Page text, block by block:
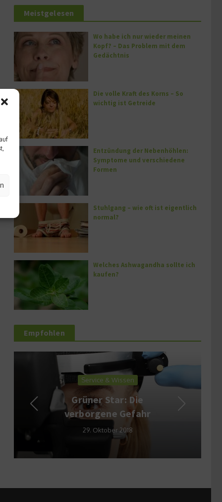
Meistgelesen
Wo habe ich nur wieder meinen
Kopf? – Das Problem mit dem
Gedächtnis
Die volle Kraft des Korns – So
wichtig ist Getreide
Entzündung der Nebenhöhlen:
Symptome und verschiedene
Formen
Stuhlgang – wie oft ist eigentlich
normal?
Welches Ashwagandha sollte ich
kaufen?
Empfohlen
Service & Wissen
Grüner Star: Die
verborgene Gefahr
29. Oktober 2018